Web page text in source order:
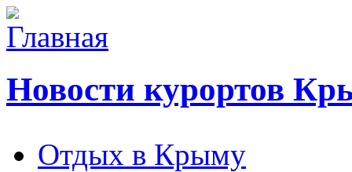
Новости курортов
Отдых в Крыму